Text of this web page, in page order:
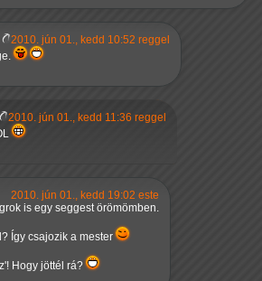
2010. jún 01., kedd 10:52 reggel
2010. jún 01., kedd 11:36 reggel
2010. jún 01., kedd 19:02 este
is egy seggest örömömben.
Így csajozik a mester
Hogy jöttél rá?